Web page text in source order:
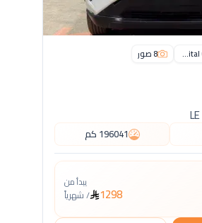
Digital Car SA Digital Car SA
8 صور
196041 كم
يبدأ من
1298
/شهرياً